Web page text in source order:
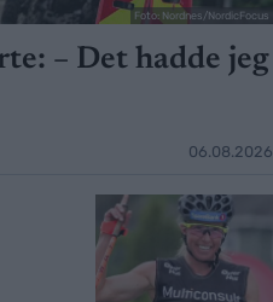
Foto: Nordnes/NordicFocus
– Det hadde jeg
06.08.2026